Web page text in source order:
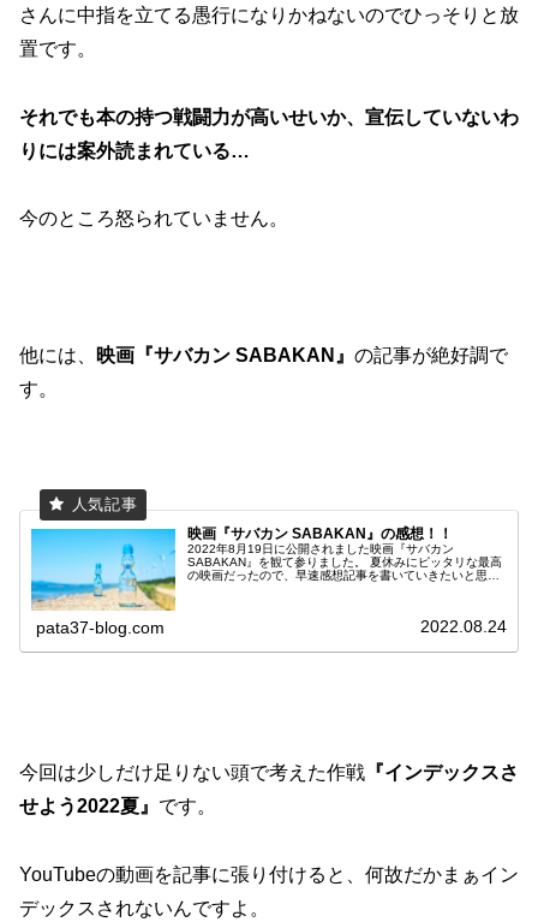
さんに中指を立てる愚行になりかねないのでひっそりと放
置です。
それでも本の持つ戦闘力が高いせいか、宣伝していないわ
りには案外読まれている…
今のところ怒られていません。
他には、 映画『サバカン SABAKAN』 の記事が絶好調で
す。
映画『サバカン SABAKAN』の感想！！
2022年8月19日に公開されました映画『サバカン
SABAKAN』を観て参りました。 夏休みにピッタリな最高
の映画だったので、早速感想記事を書いていきたいと思い
pata37-blog.com 2022.08.24
今回は少しだけ足りない頭で考えた作戦 『インデックスさ
せよう2022夏』 です。
YouTubeの動画を記事に張り付けると、何故だかまぁイン
デックスされないんですよ。